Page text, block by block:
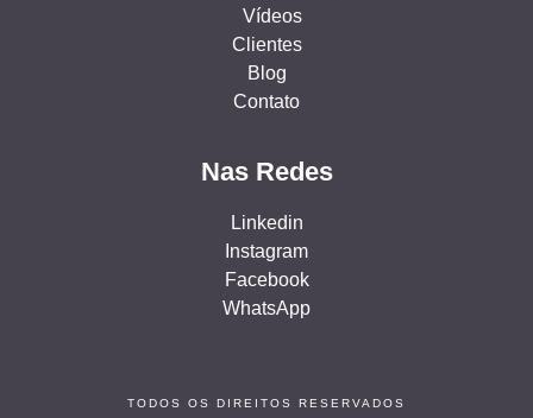
Vídeos
Clientes
Blog
Contato
Nas Redes
Linkedin
Instagram
Facebook
WhatsApp
TODOS OS DIREITOS RESERVADOS